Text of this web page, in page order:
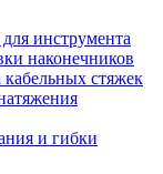
инструмента
наконечников
стяжек
и гибки